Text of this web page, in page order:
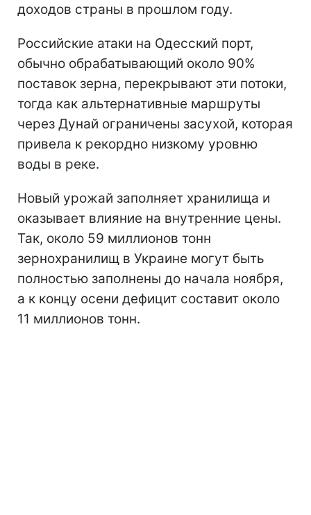
доходов страны в прошлом году.
Российские атаки на Одесский порт,
обычно обрабатывающий около 90%
поставок зерна, перекрывают эти потоки,
тогда как альтернативные маршруты
через Дунай ограничены засухой, которая
привела к рекордно низкому уровню
воды в реке.
Новый урожай заполняет хранилища и
оказывает влияние на внутренние цены.
Так, около 59 миллионов тонн
зернохранилищ в Украине могут быть
полностью заполнены до начала ноября,
а к концу осени дефицит составит около
11 миллионов тонн.